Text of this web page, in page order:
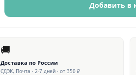
Добавить в
🚚
Доставка по России
СДЭК, Почта · 2-7 дней · от 350 ₽